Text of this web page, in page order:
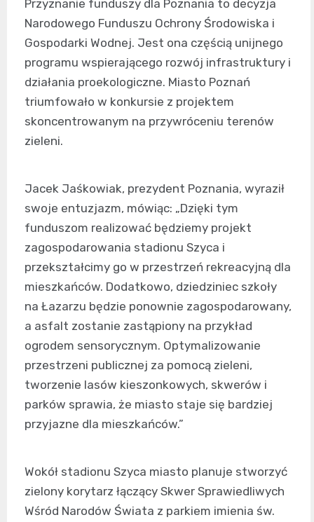
Przyznanie funduszy dla Poznania to decyzja
Narodowego Funduszu Ochrony Środowiska i
Gospodarki Wodnej. Jest ona częścią unijnego
programu wspierającego rozwój infrastruktury i
działania proekologiczne. Miasto Poznań
triumfowało w konkursie z projektem
skoncentrowanym na przywróceniu terenów
zieleni.
Jacek Jaśkowiak, prezydent Poznania, wyraził
swoje entuzjazm, mówiąc: „Dzięki tym
funduszom realizować będziemy projekt
zagospodarowania stadionu Szyca i
przekształcimy go w przestrzeń rekreacyjną dla
mieszkańców. Dodatkowo, dziedziniec szkoły
na Łazarzu będzie ponownie zagospodarowany,
a asfalt zostanie zastąpiony na przykład
ogrodem sensorycznym. Optymalizowanie
przestrzeni publicznej za pomocą zieleni,
tworzenie lasów kieszonkowych, skwerów i
parków sprawia, że miasto staje się bardziej
przyjazne dla mieszkańców.”
Wokół stadionu Szyca miasto planuje stworzyć
zielony korytarz łączący Skwer Sprawiedliwych
Wśród Narodów Świata z parkiem imienia św.